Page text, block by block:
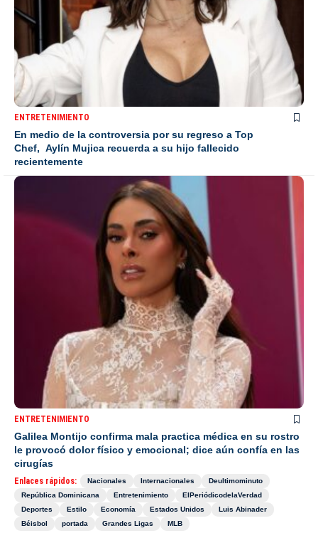
ENTRETENIMIENTO
En medio de la controversia por su regreso a Top
Chef, Aylín Mujica recuerda a su hijo fallecido
recientemente
ENTRETENIMIENTO
Galilea Montijo confirma mala practica médica en su rostro
le provocó dolor físico y emocional; dice aún confía en las
cirugías
Enlaces rápidos: Nacionales Internacionales
Deultimominuto
República Dominicana
Entretenimiento
ElPeriódicodelaVerdad
Deportes
Estilo Economía Estados Unidos
Luis Abinader
Béisbol
portada Grandes Ligas MLB